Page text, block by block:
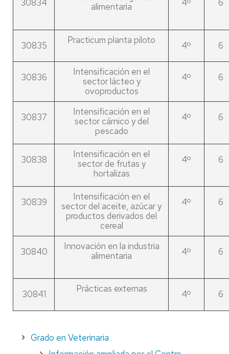
30834
alimentaria
4º 6
30835 Practicum planta piloto 4º 6
30836
Intensificación en el
sector lácteo y
ovoproductos
4º 6
30837
Intensificación en el
sector cárnico y del
pescado
4º 6
30838
Intensificación en el
sector de frutas y
hortalizas
4º 6
30839
Intensificación en el
sector del aceite, azúcar y
productos derivados del
cereal
4º 6
30840
Innovación en la industria
alimentaria
4º 6
30841 Prácticas externas 4º 6
Grado en Veterinaria